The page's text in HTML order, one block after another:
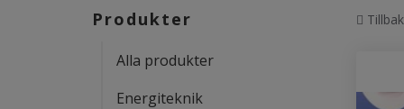
Produkter
Alla produkter
Energiteknik